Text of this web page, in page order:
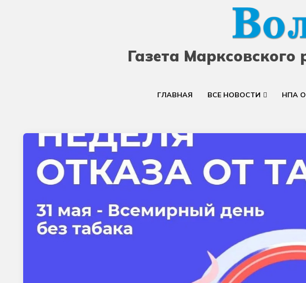
Газета
ГЛАВНАЯ ВСЕ НОВОСТИ НПА